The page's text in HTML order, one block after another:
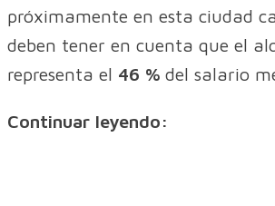
próximamente en esta ciudad
deben tener en cuenta que el
representa el 46 % del salario
Continuar leyendo: